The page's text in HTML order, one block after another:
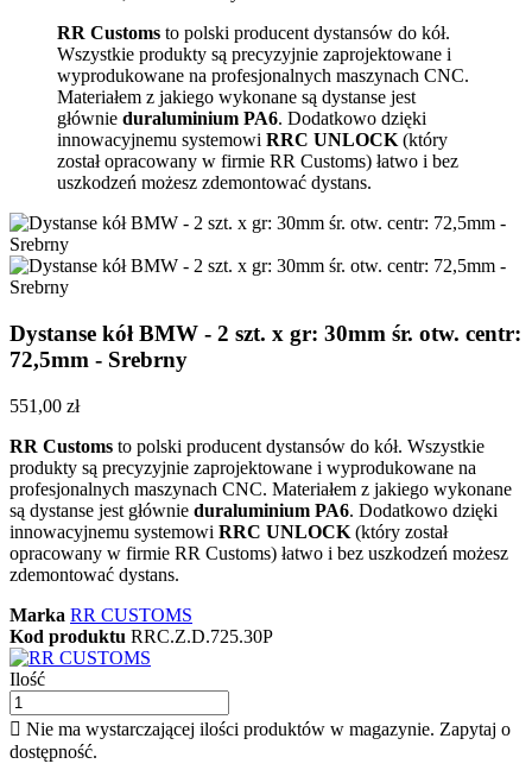
RR Customs to polski producent dystansów do kół.
Wszystkie produkty są precyzyjnie zaprojektowane i
wyprodukowane na profesjonalnych maszynach CNC.
Materiałem z jakiego wykonane są dystanse jest
głównie duraluminium PA6. Dodatkowo dzięki
innowacyjnemu systemowi RRC UNLOCK (który
został opracowany w firmie RR Customs) łatwo i bez
uszkodzeń możesz zdemontować dystans.
Dystanse kół BMW - 2 szt. x gr: 30mm śr. otw. centr:
72,5mm - Srebrny
551,00 zł
RR Customs to polski producent dystansów do kół. Wszystkie
produkty są precyzyjnie zaprojektowane i wyprodukowane na
profesjonalnych maszynach CNC. Materiałem z jakiego wykonane
są dystanse jest głównie duraluminium PA6. Dodatkowo dzięki
innowacyjnemu systemowi RRC UNLOCK (który został
opracowany w firmie RR Customs) łatwo i bez uszkodzeń możesz
zdemontować dystans.
Marka RR CUSTOMS
Kod produktu RRC.Z.D.725.30P
Ilość
 Nie ma wystarczającej ilości produktów w magazynie. Zapytaj o
dostępność.